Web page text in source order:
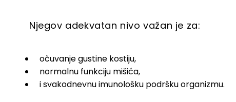
Njegov adekvatan nivo važan je za:
očuvanje gustine kostiju,
normalnu funkciju mišića,
i svakodnevnu imunološku podršku organizmu.